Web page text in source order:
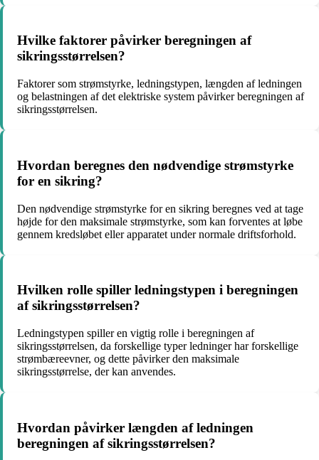
Hvilke faktorer påvirker beregningen af
sikringsstørrelsen?
Faktorer som strømstyrke, ledningstypen, længden af ledningen
og belastningen af det elektriske system påvirker beregningen af
sikringsstørrelsen.
Hvordan beregnes den nødvendige strømstyrke
for en sikring?
Den nødvendige strømstyrke for en sikring beregnes ved at tage
højde for den maksimale strømstyrke, som kan forventes at løbe
gennem kredsløbet eller apparatet under normale driftsforhold.
Hvilken rolle spiller ledningstypen i beregningen
af sikringsstørrelsen?
Ledningstypen spiller en vigtig rolle i beregningen af
sikringsstørrelsen, da forskellige typer ledninger har forskellige
strømbæreevner, og dette påvirker den maksimale
sikringsstørrelse, der kan anvendes.
Hvordan påvirker længden af ledningen
beregningen af sikringsstørrelsen?